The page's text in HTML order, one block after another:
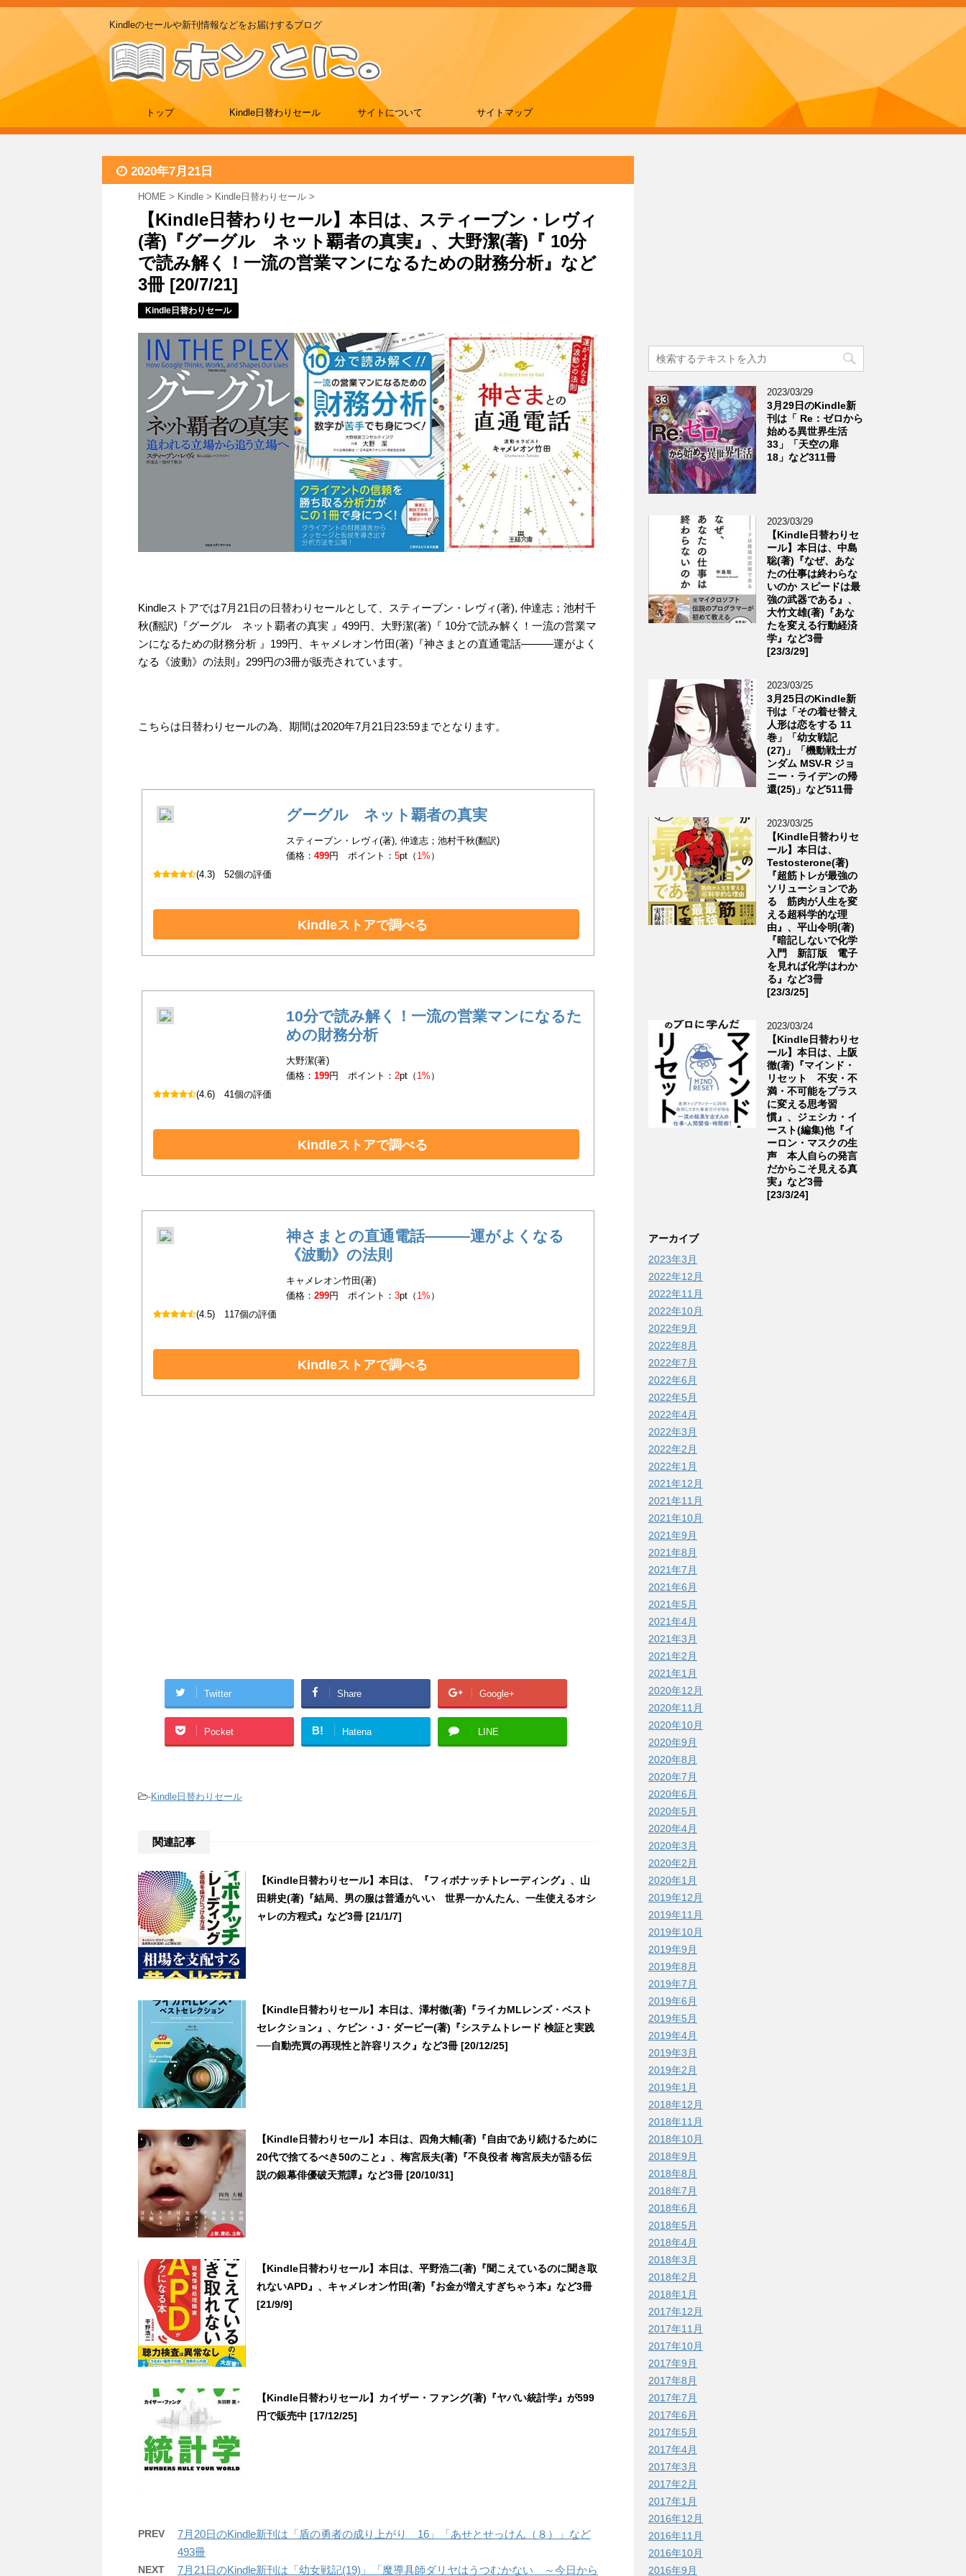
Kindleのセールや新刊情報などをお届けするブログ
トップ Kindle日替わりセール サイトについて サイトマップ
2020年7月21日
HOME > Kindle > Kindle日替わりセール >
【Kindle日替わりセール】本日は、スティーブン・レヴィ
(著)『グーグル ネット覇者の真実』、大野潔(著)『 10分
で読み解く！一流の営業マンになるための財務分析』など
3冊 [20/7/21]
Kindle日替わりセール
Kindleストアでは7月21日の日替わりセールとして、スティーブン・レヴィ(著), 仲達志；池村千
秋(翻訳)『グーグル ネット覇者の真実 』499円、大野潔(著)『 10分で読み解く！一流の営業マ
ンになるための財務分析 』199円、キャメレオン竹田(著)『神さまとの直通電話―――運がよく
なる《波動》の法則』299円の3冊が販売されています。
こちらは日替わりセールの為、期間は2020年7月21日23:59までとなります。
グーグル ネット覇者の真実
スティーブン・レヴィ(著), 仲達志；池村千秋(翻訳)
価格：499円 ポイント：5pt（ 1% ）
(4.3) 52個の評価
Kindleストアで調べる
10分で読み解く！一流の営業マンになるた
めの財務分析
大野潔(著)
価格：199円 ポイント：2pt（ 1% ）
(4.6) 41個の評価
Kindleストアで調べる
神さまとの直通電話―――運がよくなる
《波動》の法則
キャメレオン竹田(著)
価格：299円 ポイント：3pt（ 1% ）
(4.5) 117個の評価
Kindleストアで調べる
Twitter Share Google+
Pocket B! Hatena LINE
-Kindle日替わりセール
関連記事
【Kindle日替わりセール】本日は、『フィボナッチトレーディング』、山
田耕史(著)『結局、男の服は普通がいい 世界一かんたん、一生使えるオシ
ャレの方程式』など3冊 [21/1/7]
【Kindle日替わりセール】本日は、澤村徹(著)『ライカMLレンズ・ベスト
セレクション』、ケビン・J・ダービー(著)『システムトレード 検証と実践
──自動売買の再現性と許容リスク』など3冊 [20/12/25]
【Kindle日替わりセール】本日は、四角大輔(著)『自由であり続けるために
20代で捨てるべき50のこと』、梅宮辰夫(著)『不良役者 梅宮辰夫が語る伝
説の銀幕俳優破天荒譚』など3冊 [20/10/31]
【Kindle日替わりセール】本日は、平野浩二(著)『聞こえているのに聞き取
れないAPD』、キャメレオン竹田(著)『お金が増えすぎちゃう本』など3冊
[21/9/9]
【Kindle日替わりセール】カイザー・ファング(著)『ヤバい統計学』が599
円で販売中 [17/12/25]
PREV
7月20日のKindle新刊は「盾の勇者の成り上がり 16」「あせとせっけん（８）」など
493冊
NEXT 7月21日のKindle新刊は「幼女戦記(19)」「魔導具師ダリヤはうつむかない ～今日から
2023/03/29
3月29日のKindle新
刊は「 Re：ゼロから
始める異世界生活
33」「天空の扉
18」など311冊
2023/03/29
【Kindle日替わりセ
ール】本日は、中島
聡(著)『なぜ、あな
たの仕事は終わらな
いのか スピードは最
強の武器である』、
大竹文雄(著)『あな
たを変える行動経済
学』など3冊
[23/3/29]
2023/03/25
3月25日のKindle新
刊は「その着せ替え
人形は恋をする 11
巻」「幼女戦記
(27)」「機動戦士ガ
ンダム MSV-R ジョ
ニー・ライデンの帰
還(25)」など511冊
2023/03/25
【Kindle日替わりセ
ール】本日は、
Testosterone(著)
『超筋トレが最強の
ソリューションであ
る 筋肉が人生を変
える超科学的な理
由』、平山令明(著)
『暗記しないで化学
入門 新訂版 電子
を見れば化学はわか
る』など3冊
[23/3/25]
2023/03/24
【Kindle日替わりセ
ール】本日は、上阪
徹(著)『マインド・
リセット 不安・不
満・不可能をプラス
に変える思考習
慣』、ジェシカ・イ
ースト(編集)他『イ
ーロン・マスクの生
声 本人自らの発言
だからこそ見える真
実』など3冊
[23/3/24]
アーカイブ
2023年3月
2022年12月
2022年11月
2022年10月
2022年9月
2022年8月
2022年7月
2022年6月
2022年5月
2022年4月
2022年3月
2022年2月
2022年1月
2021年12月
2021年11月
2021年10月
2021年9月
2021年8月
2021年7月
2021年6月
2021年5月
2021年4月
2021年3月
2021年2月
2021年1月
2020年12月
2020年11月
2020年10月
2020年9月
2020年8月
2020年7月
2020年6月
2020年5月
2020年4月
2020年3月
2020年2月
2020年1月
2019年12月
2019年11月
2019年10月
2019年9月
2019年8月
2019年7月
2019年6月
2019年5月
2019年4月
2019年3月
2019年2月
2019年1月
2018年12月
2018年11月
2018年10月
2018年9月
2018年8月
2018年7月
2018年6月
2018年5月
2018年4月
2018年3月
2018年2月
2018年1月
2017年12月
2017年11月
2017年10月
2017年9月
2017年8月
2017年7月
2017年6月
2017年5月
2017年4月
2017年3月
2017年2月
2017年1月
2016年12月
2016年11月
2016年10月
2016年9月